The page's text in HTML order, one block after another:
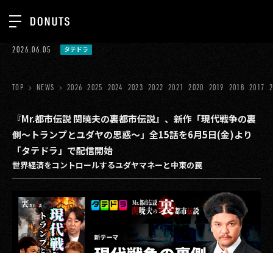
ジョブカン
ゲーム
ミクチャ
医療(CLIUS)
美少女図鑑
イベント
TOP
ABOUT
SERVICES
GROUP
RECRUIT
CONTACT
2026.06.05 タテドラ
TOP NEWS 2026 2025 2024 2023 2022 2021 2020 2019 2018 2017
『Mr.都市伝説 関暁夫の裏都市伝説』、新作「現代戦争の裏
側〜トランプとユダヤの思惑〜」全15話を6月5日(金)より
「タテドラ」で配信開始
世界経済をコントロールするユダヤマネーと中東の罠